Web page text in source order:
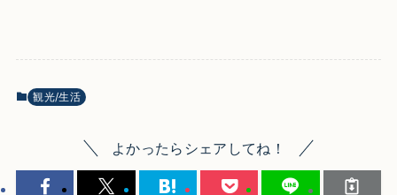
観光/生活
よかったらシェアしてね！